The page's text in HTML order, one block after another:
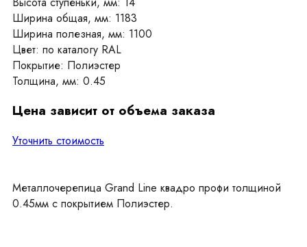
Ширина общая, мм: 1183
Ширина полезная, мм: 1100
Цвет: по каталогу RAL
Покрытие: Полиэстер
Толщина, мм: 0.45
Цена зависит от объема заказа
Уточнить стоимость
Металлочерепица Grand Line квадро профи толщиной
0.45мм с покрытием Полиэстер.